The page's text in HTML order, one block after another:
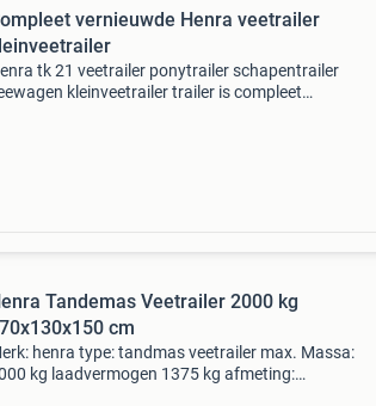
vernieuwde Henra veetrailer
tk 21 veetrailer ponytrailer schapentrailer
kleinveetrailer trailer is compleet
Tandemas Veetrailer 2000 kg
cm
henra type: tandmas veetrailer max. Massa:
kg laadvermogen 1375 kg afmeting: